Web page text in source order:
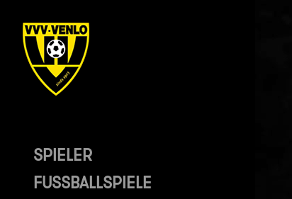
SPIELER
FUSSBALLSPIELE